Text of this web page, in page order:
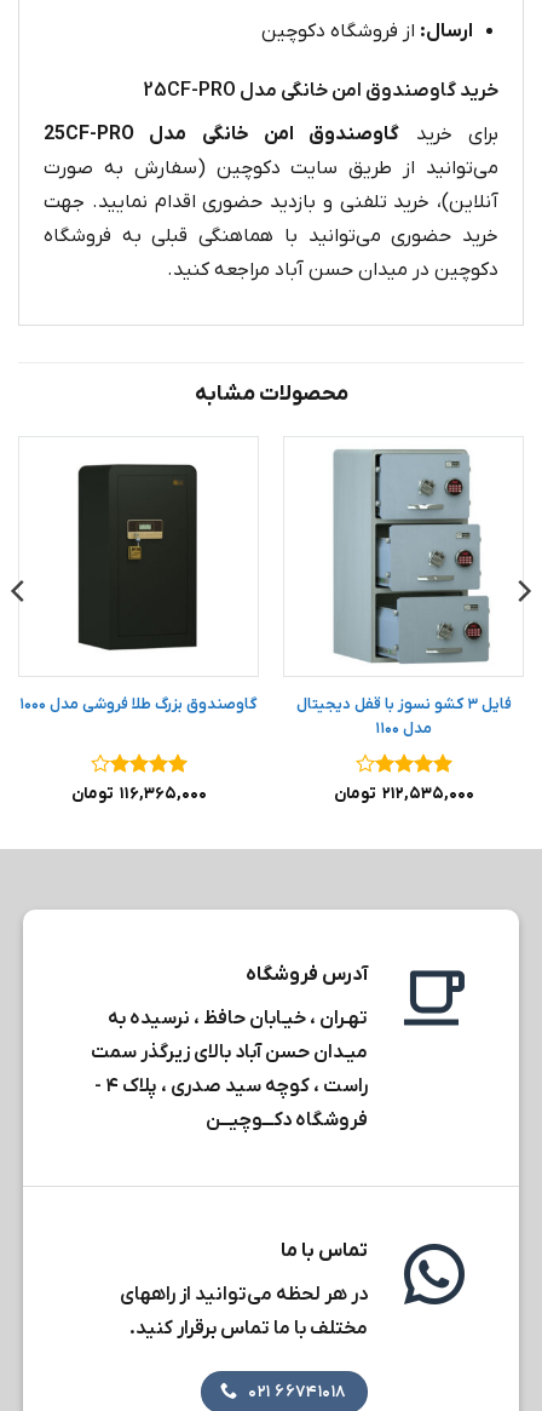
ارسال: از فروشگاه دکوچین
خرید گاوصندوق امن خانگی مدل 25CF-PRO
برای خرید گاوصندوق امن خانگی مدل 25CF-PRO
می‌توانید از طریق سایت دکوچین (سفارش به صورت
آنلاین)، خرید تلفنی و بازدید حضوری اقدام نمایید. جهت
خرید حضوری می‌توانید با هماهنگی قبلی به فروشگاه
دکوچین در میدان حسن آباد مراجعه کنید.
محصولات مشابه
فایل ۳ کشو نسوز با قفل دیجیتال
مدل ۱۱۰۰
نمره۴
۲۱۲,۵۳۵,۰۰۰ تومان
گاوصندوق بزرگ طلا فروشی مدل ۱۰۰۰
نمره۴
۱۱۶,۳۶۵,۰۰۰ تومان
آدرس فروشگاه
تهـران ، خیـابان حافظ ، نرسیده به
میـدان حسن آباد بالای زیرگذر سمت
راست ، کوچه سید صدری ، پلاک ۴ -
فروشگاه دکـــوچیـــن
تماس با ما
در هر لحظه می‌توانید از راههای
مختلف با ما تماس برقرار کنید.
۶۶۷۴۱۰۱۸ ۰۲۱